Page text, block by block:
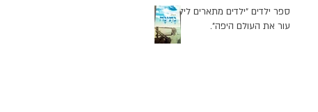
ספר ילדים "ילדים מתארים לילד
עור את העולם היפה".